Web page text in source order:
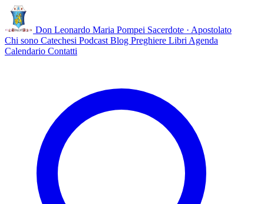
Don Leonardo Maria Pompei Sacerdote · Apostolato
Chi sono Catechesi Podcast Blog Preghiere Libri Agenda
Calendario Contatti